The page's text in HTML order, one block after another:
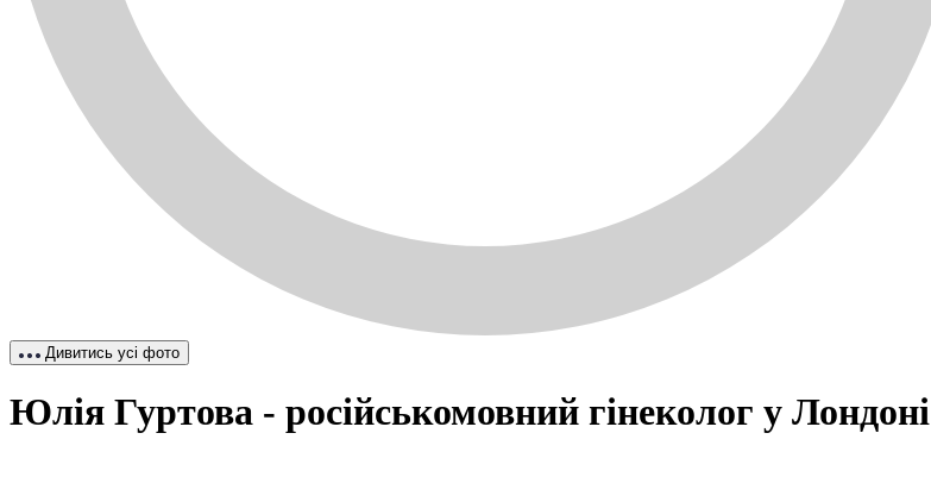
Дивитись усі фото
Юлія Гуртова - російськомовний гінеколог у Лондоні